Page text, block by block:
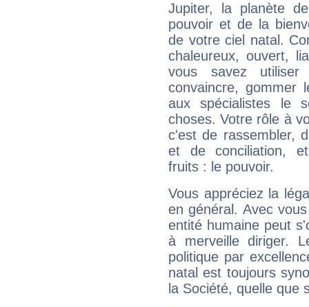
Jupiter, la planète
pouvoir et de la
de votre ciel natal.
chaleureux, ouvert,
vous savez
convaincre, gommer
aux spécialistes le
choses. Votre rôle à
c'est de rassembler,
et de conciliation,
fruits : le pouvoir.
Vous appréciez la
en général. Avec
entité humaine peut
à merveille diriger.
politique par
natal est toujours
la Société, quelle que